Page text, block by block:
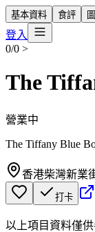
基本資料 食評
登入
0/0 >
The
營業中
The Tiffany Blue
香港柴灣新業
打卡
以上項目資料僅